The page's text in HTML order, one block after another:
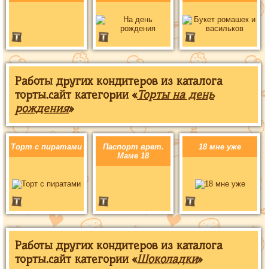
Работы других кондитеров из каталога
торты.сайт категории «Торты на день
рождения»
Торт с пиратами
Паспорт врет.
Маме 18
18 мне уже
Работы других кондитеров из каталога
торты.сайт категории «Шоколадки»